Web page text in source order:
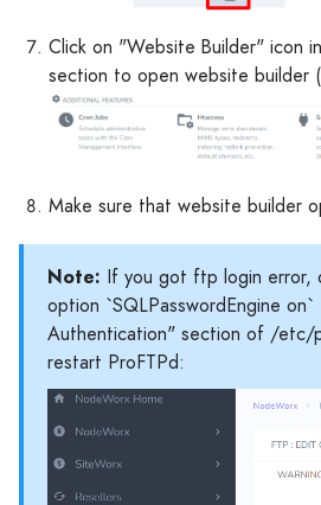
Click on "Website Builder" icon
section to open website builder
Make sure that website builder
Note: If you got ftp login error,
option `SQLPasswordEngine
Authentication" section of /etc/
restart ProFTPd: